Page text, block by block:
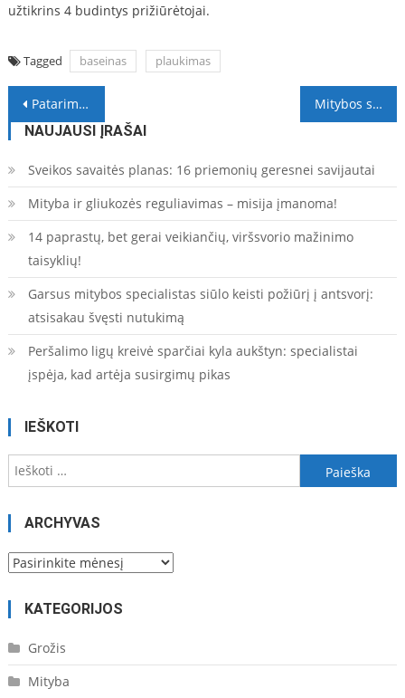
užtikrins 4 budintys prižiūrėtojai.
Tagged baseinas plaukimas
Navigacija
tarp
įrašų
Patarimai tėvams: ką daryti, jei vaikas nevalgo žuvies, ir kodėl naudingas aliejus
Mitybos specialistė V. Kurpienė: kodėl valgant sveikai nereikia atsisakyti duonos
NAUJAUSI ĮRAŠAI
Sveikos savaitės planas: 16 priemonių geresnei savijautai
Mityba ir gliukozės reguliavimas – misija įmanoma!
14 paprastų, bet gerai veikiančių, viršsvorio mažinimo
taisyklių!
Garsus mitybos specialistas siūlo keisti požiūrį į antsvorį:
atsisakau švęsti nutukimą
Peršalimo ligų kreivė sparčiai kyla aukštyn: specialistai
įspėja, kad artėja susirgimų pikas
IEŠKOTI
Ieškoti:
ARCHYVAS
Archyvas
KATEGORIJOS
Grožis
Mityba